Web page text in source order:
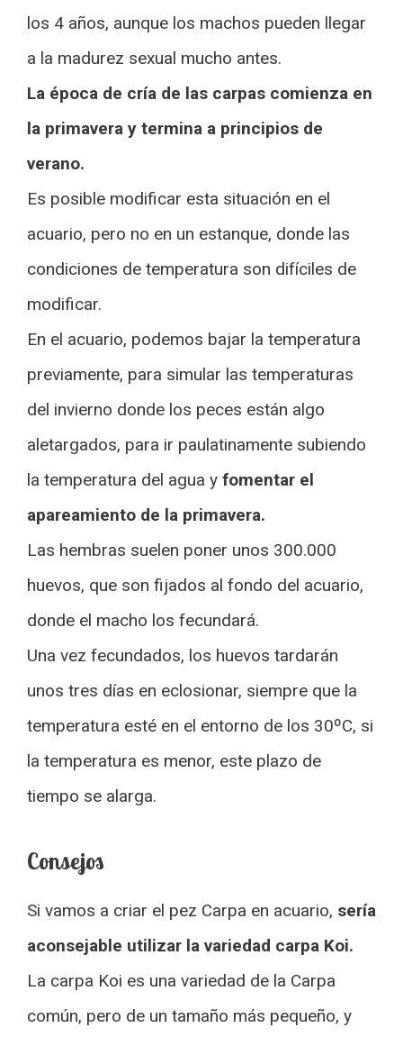
los 4 años, aunque los machos pueden llegar
a la madurez sexual mucho antes.
La época de cría de las carpas comienza en
la primavera y termina a principios de
verano.
Es posible modificar esta situación en el
acuario, pero no en un estanque, donde las
condiciones de temperatura son difíciles de
modificar.
En el acuario, podemos bajar la temperatura
previamente, para simular las temperaturas
del invierno donde los peces están algo
aletargados, para ir paulatinamente subiendo
la temperatura del agua y fomentar el
apareamiento de la primavera.
Las hembras suelen poner unos 300.000
huevos, que son fijados al fondo del acuario,
donde el macho los fecundará.
Una vez fecundados, los huevos tardarán
unos tres días en eclosionar, siempre que la
temperatura esté en el entorno de los 30ºC, si
la temperatura es menor, este plazo de
tiempo se alarga.
Consejos
Si vamos a criar el pez Carpa en acuario, sería
aconsejable utilizar la variedad carpa Koi.
La carpa Koi es una variedad de la Carpa
común, pero de un tamaño más pequeño, y